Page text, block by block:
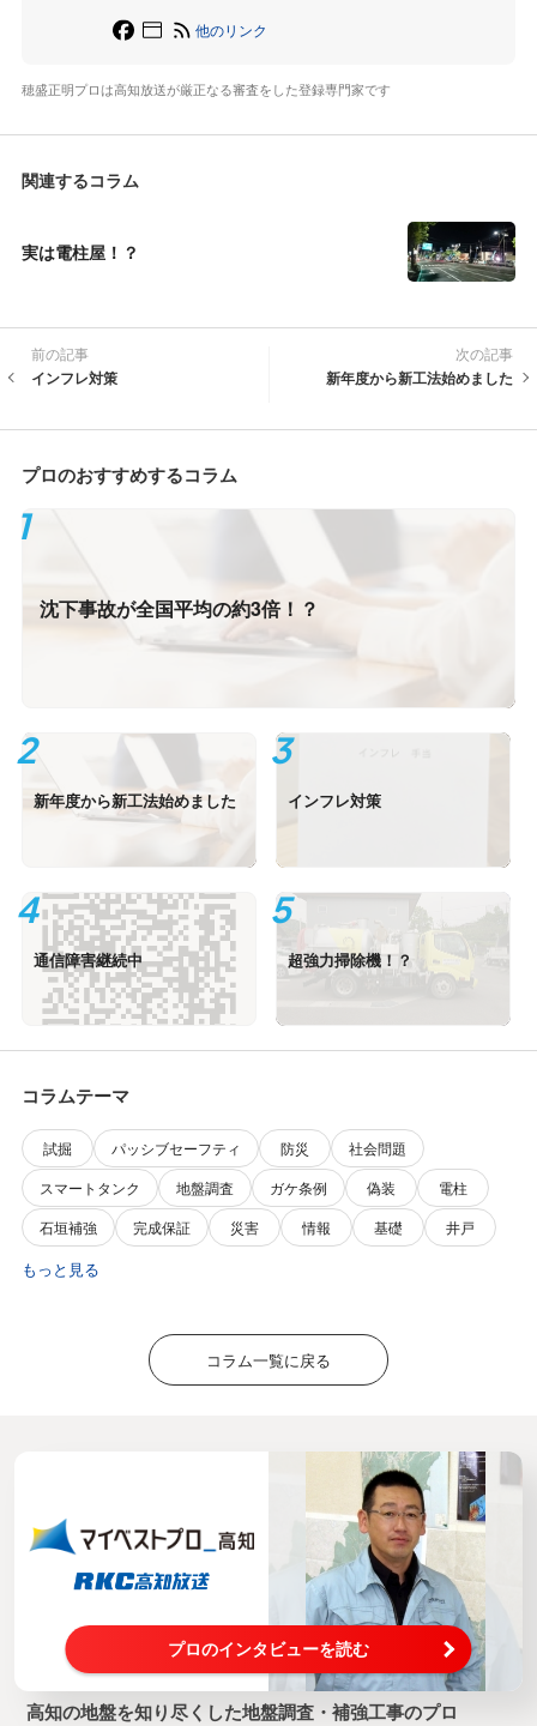
他のリンク
穂盛正明プロは高知放送が厳正なる審査をした登録専門家です
関連するコラム
実は電柱屋！？
前の記事
インフレ対策
次の記事
新年度から新工法始めました
プロのおすすめするコラム
沈下事故が全国平均の約3倍！？
新年度から新工法始めました インフレ対策
通信障害継続中 超強力掃除機！？
コラムテーマ
試掘 パッシブセーフティ 防災
社会問題
スマートタンク
地盤調査 ガケ条例 偽装
電柱
石垣補強
完成保証 災害 情報 基礎 井戸
もっと見る
コラム一覧に戻る
プロのインタビューを読む
高知の地盤を知り尽くした地盤調査・補強工事のプロ